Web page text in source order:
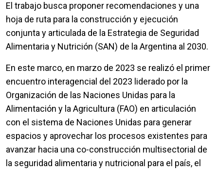
El trabajo busca proponer recomendaciones y una
hoja de ruta para la construcción y ejecución
conjunta y articulada de la Estrategia de Seguridad
Alimentaria y Nutrición (SAN) de la Argentina al 2030.
En este marco, en marzo de 2023 se realizó el primer
encuentro interagencial del 2023 liderado por la
Organización de las Naciones Unidas para la
Alimentación y la Agricultura (FAO) en articulación
con el sistema de Naciones Unidas para generar
espacios y aprovechar los procesos existentes para
avanzar hacia una co-construcción multisectorial de
la seguridad alimentaria y nutricional para el país, el